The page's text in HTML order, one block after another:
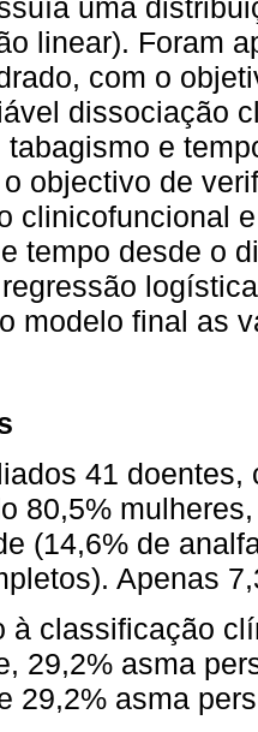
uma
linear). Foram
com o
dissociação
tabagismo e
objectivo de
clinicofuncional
tempo desde o
modelo final as
41
80,5%
(14,6% de
Apenas
à classificação
29,2% asma
29,2% asma